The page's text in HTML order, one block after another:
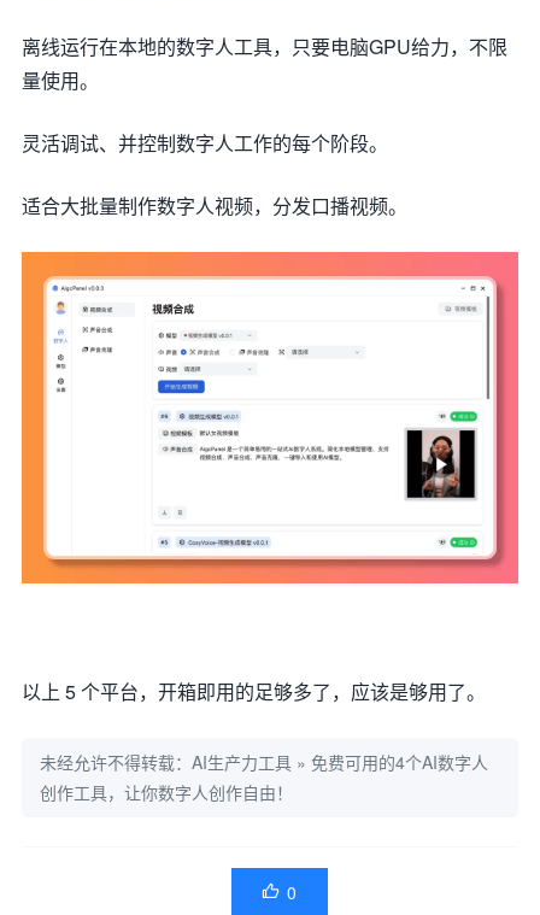
离线运行在本地的数字人工具，只要电脑GPU给力，不限
量使用。
灵活调试、并控制数字人工作的每个阶段。
适合大批量制作数字人视频，分发口播视频。
以上 5 个平台，开箱即用的足够多了，应该是够用了。
未经允许不得转载： AI生产力工具 » 免费可用的4个AI数字人
创作工具，让你数字人创作自由！
 0